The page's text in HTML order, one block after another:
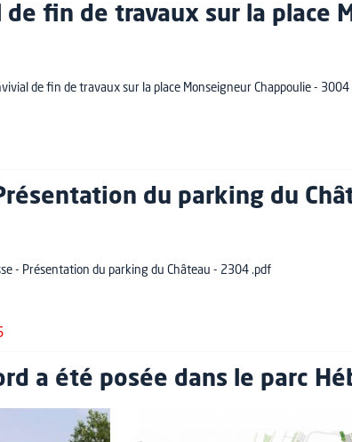
de fin de travaux sur la place
de fin de travaux sur la place Monseigneur Chappoulie - 3004
du parking du
- Présentation du parking du Château - 2304 .pdf
a été posée dans le parc